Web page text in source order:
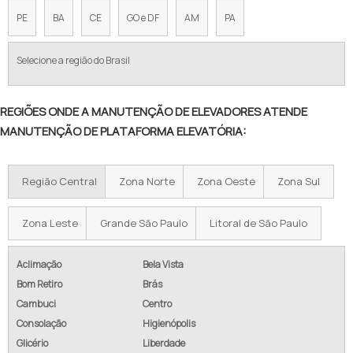
PE BA CE GO e DF AM PA
Selecione a região do Brasil
REGIÕES ONDE A MANUTENÇÃO DE ELEVADORES ATENDE
MANUTENÇÃO DE PLATAFORMA ELEVATÓRIA:
Região Central Zona Norte Zona Oeste Zona Sul
Zona Leste Grande São Paulo Litoral de São Paulo
Aclimação
Bela Vista
Bom Retiro
Brás
Cambuci
Centro
Consolação
Higienópolis
Glicério
Liberdade